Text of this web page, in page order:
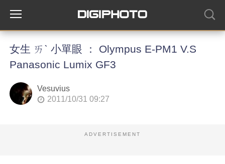
女生 ㄞˋ 小單眼 ： Olympus E-PM1 V.S
Panasonic Lumix GF3
Vesuvius
2011/10/31 09:27
ADVERTISEMENT